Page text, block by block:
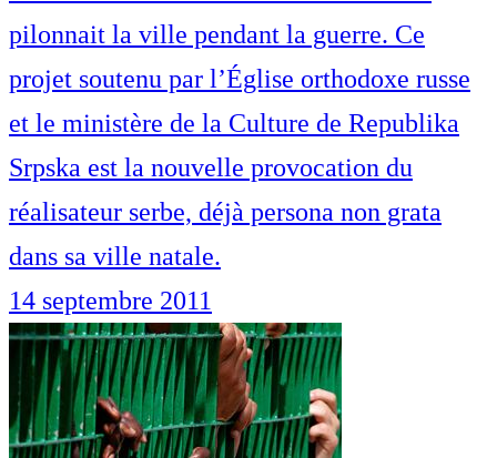
pilonnait la ville pendant la guerre. Ce
projet soutenu par l’Église orthodoxe russe
et le ministère de la Culture de Republika
Srpska est la nouvelle provocation du
réalisateur serbe, déjà persona non grata
dans sa ville natale.
14 septembre 2011